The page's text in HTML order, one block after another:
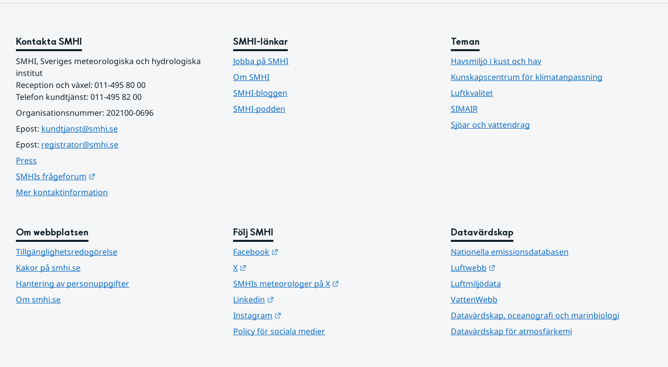
Kontakta SMHI
SMHI, Sveriges meteorologiska och hydrologiska
institut
Reception och växel: 011-495 80 00
Telefon kundtjänst: 011-495 82 00
Organisationsnummer: 202100-0696
Epost: kundtjanst@smhi.se
Epost: registrator@smhi.se
Press
SMHIs frågeforum
Mer kontaktinformation
SMHI-länkar
Jobba på SMHI
Om SMHI
SMHI-bloggen
SMHI-podden
Teman
Havsmiljö i kust och hav
Kunskapscentrum för klimatanpassning
Luftkvalitet
SIMAIR
Sjöar och vattendrag
Om webbplatsen
Tillgänglighetsredogörelse
Kakor på smhi.se
Hantering av personuppgifter
Om smhi.se
Följ SMHI
Facebook
X
SMHIs meteorologer på X
Linkedin
Instagram
Policy för sociala medier
Datavärdskap
Nationella emissionsdatabasen
Luftwebb
Länk till annan webbplats.
Luftmiljödata
VattenWebb
Datavärdskap, oceanografi och marinbiologi
Datavärdskap för atmosfärkemi